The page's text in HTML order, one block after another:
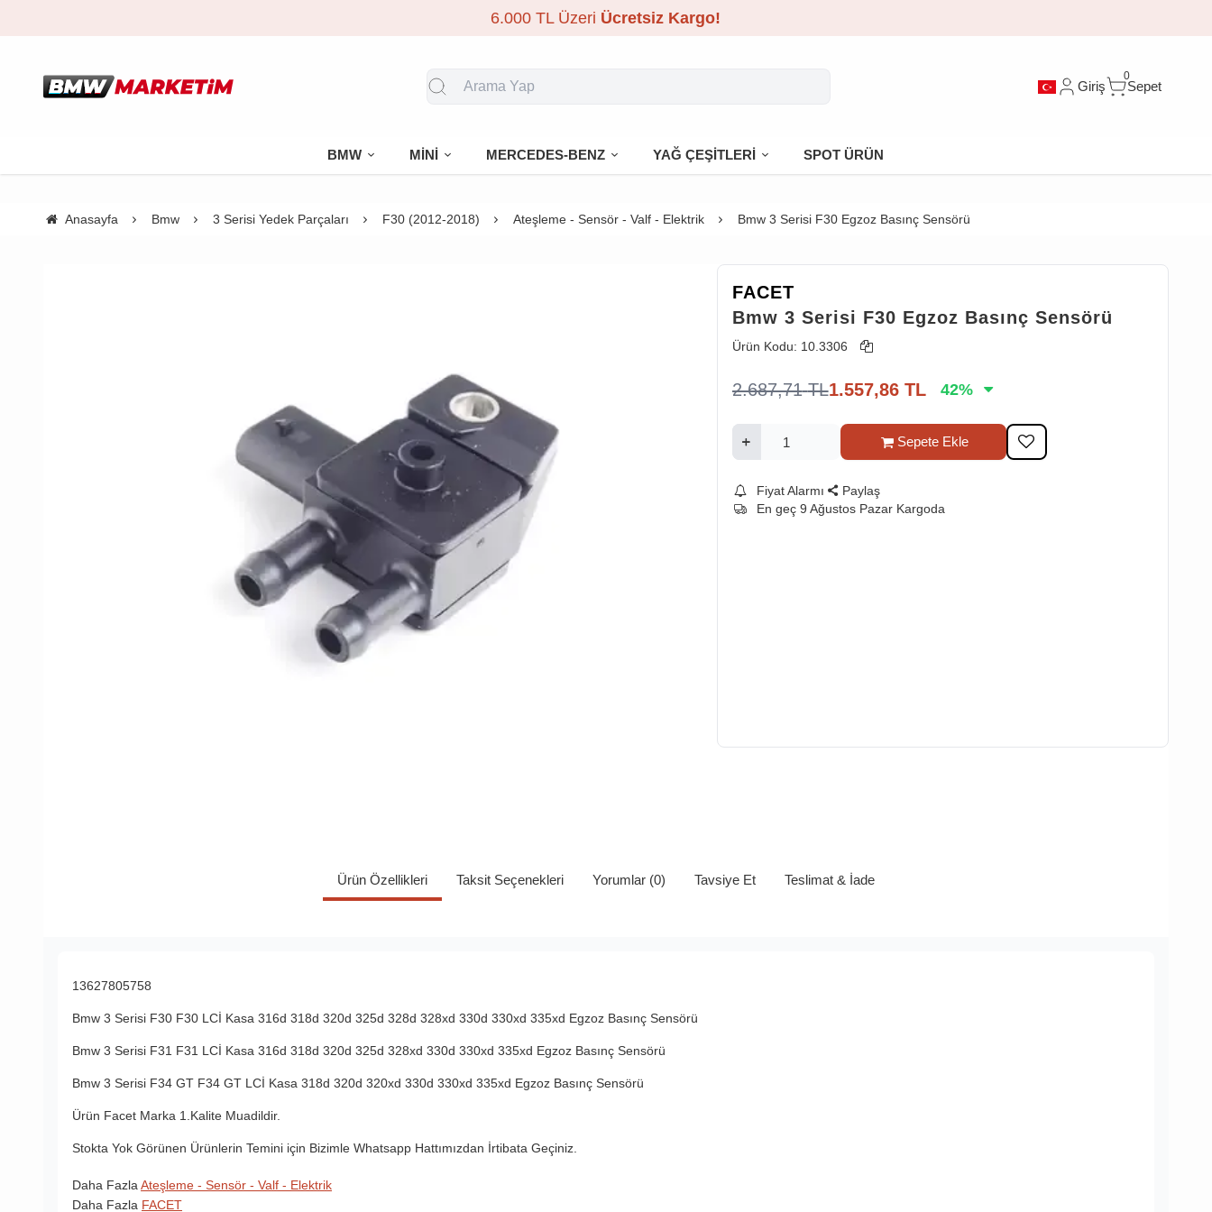
6.000 TL Üzeri Ücretsiz Kargo!
Giriş
0
Sepet
BMW MİNİ MERCEDES-BENZ YAĞ ÇEŞİTLERİ SPOT ÜRÜN
Anasayfa Bmw 3 Serisi Yedek Parçaları F30 (2012-2018) Ateşleme - Sensör - Valf - Elektrik Bmw 3 Serisi F30 Egzoz Basınç Sensörü
FACET
Bmw 3 Serisi F30 Egzoz Basınç Sensörü
Ürün Kodu: 10.3306
2.687,71 TL1.557,86 TL 42%
Sepete Ekle
Fiyat Alarmı
Paylaş
En geç 9 Ağustos Pazar Kargoda
Ürün Özellikleri Taksit Seçenekleri Yorumlar (0) Tavsiye Et Teslimat & İade
13627805758
Bmw 3 Serisi F30 F30 LCİ Kasa 316d 318d 320d 325d 328d 328xd 330d 330xd 335xd Egzoz Basınç Sensörü
Bmw 3 Serisi F31 F31 LCİ Kasa 316d 318d 320d 325d 328xd 330d 330xd 335xd Egzoz Basınç Sensörü
Bmw 3 Serisi F34 GT F34 GT LCİ Kasa 318d 320d 320xd 330d 330xd 335xd Egzoz Basınç Sensörü
Ürün Facet Marka 1.Kalite Muadildir.
Stokta Yok Görünen Ürünlerin Temini için Bizimle Whatsapp Hattımızdan İrtibata Geçiniz.
Daha Fazla Ateşleme - Sensör - Valf - Elektrik
Daha Fazla FACET